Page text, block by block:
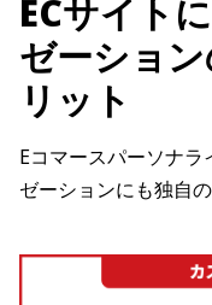
ECサイト
ゼーショ
リット
Eコマースパーソナ
ゼーションにも独自